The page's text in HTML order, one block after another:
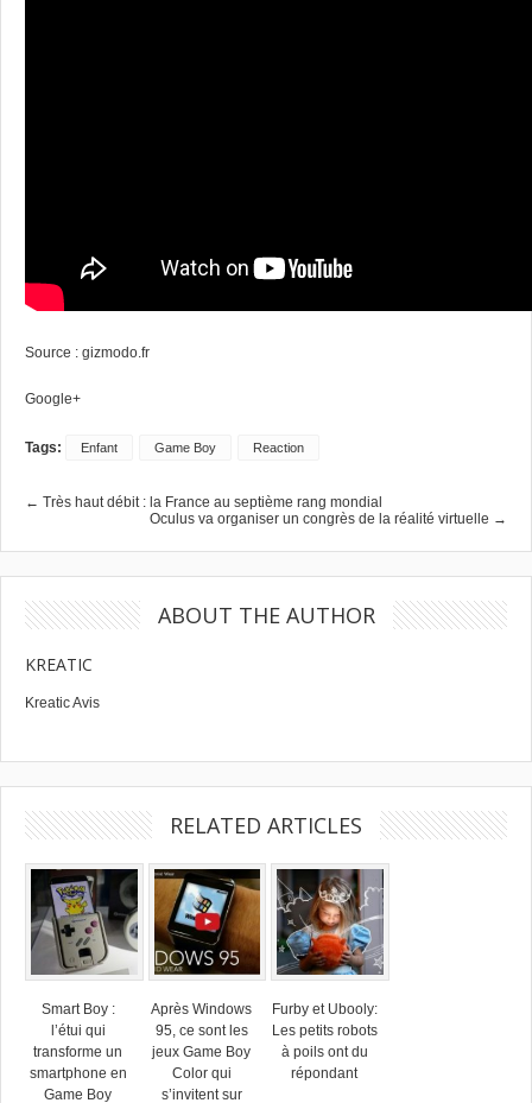
Source : gizmodo.fr
Google+
Tags: Enfant Game Boy Reaction
← Très haut débit : la France au septième rang mondial
Oculus va organiser un congrès de la réalité virtuelle →
ABOUT THE AUTHOR
KREATIC
Kreatic Avis
RELATED ARTICLES
Smart Boy :
l’étui qui
transforme un
smartphone en
Game Boy
Après Windows
95, ce sont les
jeux Game Boy
Color qui
s’invitent sur
Furby et Ubooly:
Les petits robots
à poils ont du
répondant